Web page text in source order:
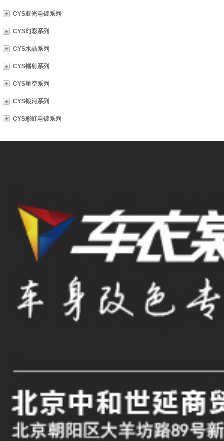
CYS亚光电镀系列
CYS幻彩系列
CYS水晶系列
CYS镭射系列
CYS星空系列
CYS银河系列
CYS彩虹电镀系列